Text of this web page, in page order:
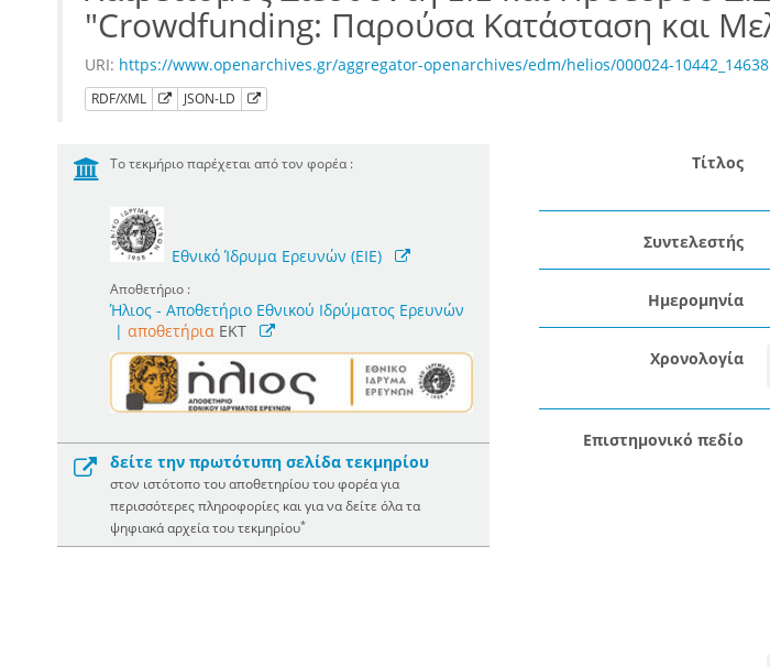
"Crowdfunding: Παρούσα Κατάσταση και
URI: https://www.openarchives.gr/aggregator-openarchives/edm/helios/000024-10442_14638
RDF/XML JSON-LD
Το τεκμήριο παρέχεται από τον φορέα :
Εθνικό Ίδρυμα Ερευνών (ΕΙΕ)
Αποθετήριο :
Ήλιος - Αποθετήριο Εθνικού Ιδρύματος Ερευνών
| αποθετήρια EKT
δείτε την πρωτότυπη σελίδα τεκμηρίου
στον ιστότοπο του αποθετηρίου του φορέα για
περισσότερες πληροφορίες και για να δείτε όλα τα
ψηφιακά αρχεία του τεκμηρίου*
Τίτλος
Συντελεστής
Ημερομηνία
Χρονολογία
Επιστημονικό πεδίο